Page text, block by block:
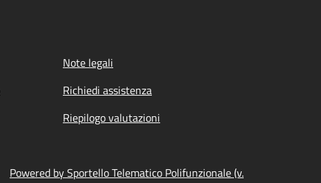
Note legali
Richiedi assistenza
Riepilogo valutazioni
Powered by Sportello Telematico Polifunzionale (v.